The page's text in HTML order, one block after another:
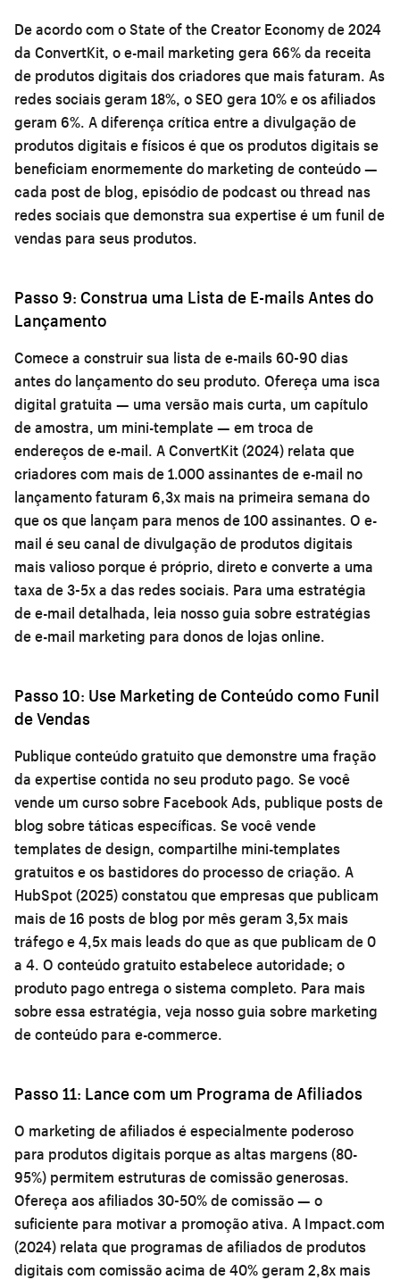
De acordo com o State of the Creator Economy de 2024
da ConvertKit, o e-mail marketing gera 66% da receita
de produtos digitais dos criadores que mais faturam. As
redes sociais geram 18%, o SEO gera 10% e os afiliados
geram 6%. A diferença crítica entre a divulgação de
produtos digitais e físicos é que os produtos digitais se
beneficiam enormemente do marketing de conteúdo —
cada post de blog, episódio de podcast ou thread nas
redes sociais que demonstra sua expertise é um funil de
vendas para seus produtos.
Passo 9: Construa uma Lista de E-mails Antes do
Lançamento
Comece a construir sua lista de e-mails 60-90 dias
antes do lançamento do seu produto. Ofereça uma isca
digital gratuita — uma versão mais curta, um capítulo
de amostra, um mini-template — em troca de
endereços de e-mail. A ConvertKit (2024) relata que
criadores com mais de 1.000 assinantes de e-mail no
lançamento faturam 6,3x mais na primeira semana do
que os que lançam para menos de 100 assinantes. O e-
mail é seu canal de divulgação de produtos digitais
mais valioso porque é próprio, direto e converte a uma
taxa de 3-5x a das redes sociais. Para uma estratégia
de e-mail detalhada, leia nosso guia sobreestratégias
de e-mail marketing para donos de lojas online.
Passo 10: Use Marketing de Conteúdo como Funil
de Vendas
Publique conteúdo gratuito que demonstre uma fração
da expertise contida no seu produto pago. Se você
vende um curso sobre Facebook Ads, publique posts de
blog sobre táticas específicas. Se você vende
templates de design, compartilhe mini-templates
gratuitos e os bastidores do processo de criação. A
HubSpot (2025) constatou que empresas que publicam
mais de 16 posts de blog por mês geram 3,5x mais
tráfego e 4,5x mais leads do que as que publicam de 0
a 4. O conteúdo gratuito estabelece autoridade; o
produto pago entrega o sistema completo. Para mais
sobre essa estratégia, veja nosso guia sobre marketing
de conteúdo para e-commerce.
Passo 11: Lance com um Programa de Afiliados
O marketing de afiliados é especialmente poderoso
para produtos digitais porque as altas margens (80-
95%) permitem estruturas de comissão generosas.
Ofereça aos afiliados 30-50% de comissão — o
suficiente para motivar a promoção ativa. A Impact.com
(2024) relata que programas de afiliados de produtos
digitais com comissão acima de 40% geram 2,8x mais